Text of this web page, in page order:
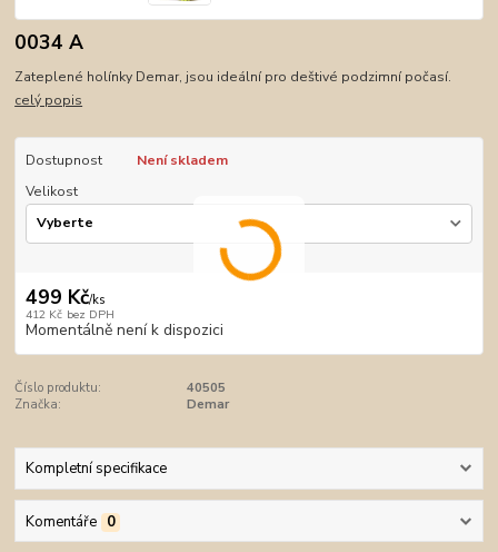
0034 A
Zateplené holínky Demar, jsou ideální pro deštivé podzimní počasí.
celý popis
Dostupnost
Není skladem
Velikost
499 Kč/ks
412 Kč bez DPH
Momentálně není k dispozici
Číslo produktu:
40505
Značka:
Demar
Kompletní specifikace
Komentáře 0